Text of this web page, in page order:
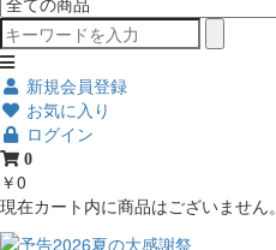
新規会員登録
お気に入り
ログイン
0
￥0
現在カート内に商品はございません。